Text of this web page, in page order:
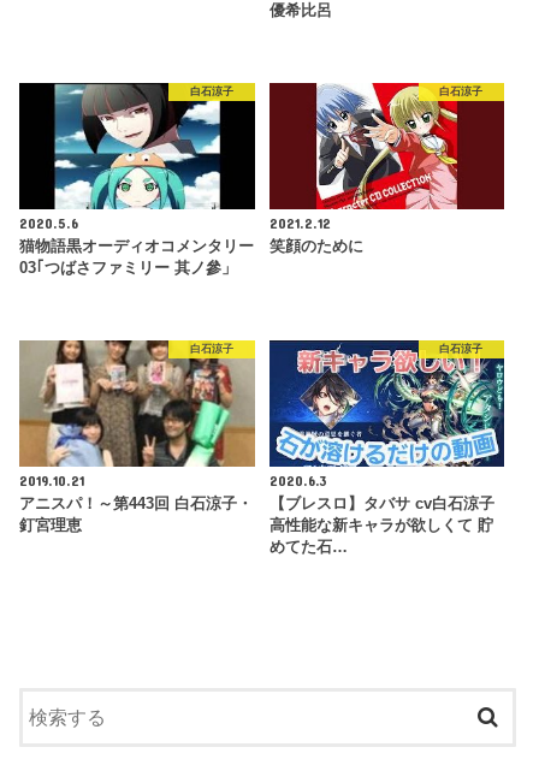
優希比呂
白石涼子
2020.5.6
猫物語黒オーディオコメンタリー
03｢つばさファミリー 其ノ參」
白石涼子
2021.2.12
笑顔のために
白石涼子
2019.10.21
アニスパ！～第443回 白石涼子・
釘宮理恵
白石涼子
2020.6.3
【ブレスロ】タバサ cv白石涼子
高性能な新キャラが欲しくて 貯
めてた石…